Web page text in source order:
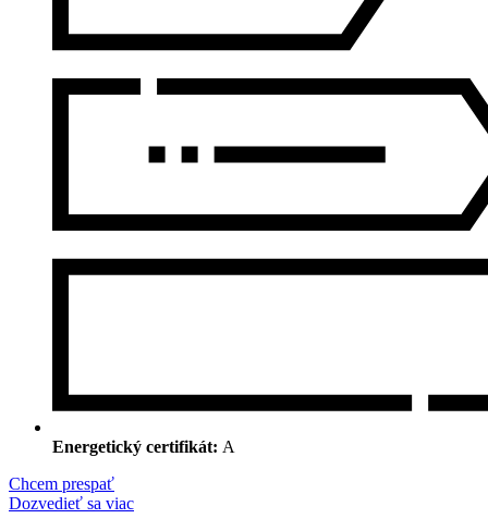
Energetický certifikát: A
Chcem prespať
Dozvedieť sa viac